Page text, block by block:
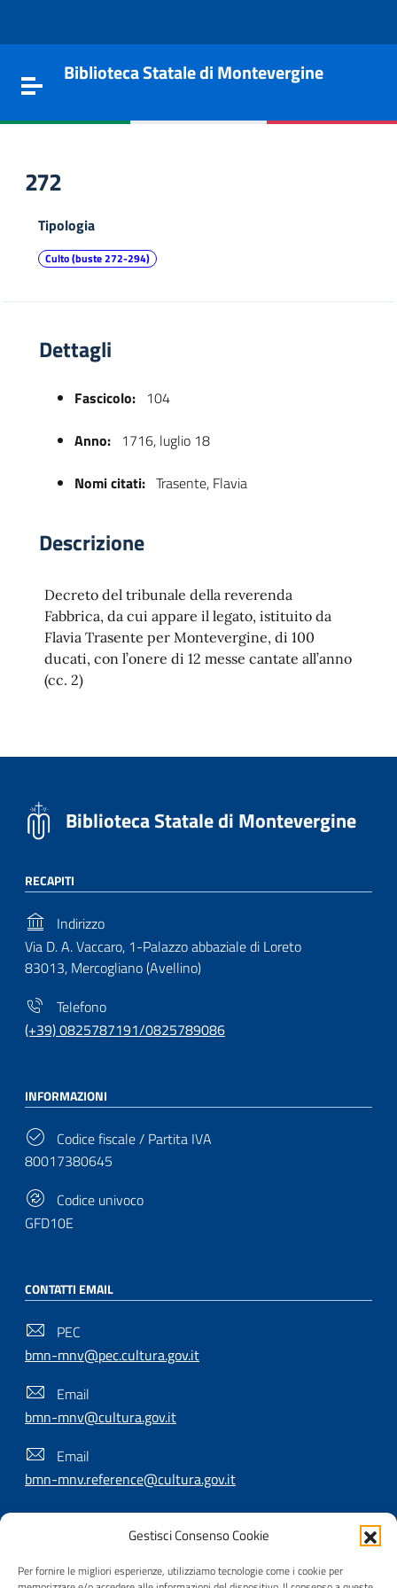
Gestisci Consenso Cookie
Per fornire le migliori esperienze, utilizziamo tecnologie come i cookie per
Toggle navigation
Biblioteca Statale di Montevergine
272
Tipologia
Culto (buste 272-294)
Dettagli
Fascicolo: 104
Anno: 1716, luglio 18
Nomi citati: Trasente, Flavia
Descrizione
Decreto del tribunale della reverenda
Fabbrica, da cui appare il legato, istituito da
Flavia Trasente per Montevergine, di 100
ducati, con l’onere di 12 messe cantate all’anno
(cc. 2)
Biblioteca Statale di Montevergine
RECAPITI
Indirizzo
Via D. A. Vaccaro, 1-Palazzo abbaziale di Loreto
83013, Mercogliano (Avellino)
Telefono
(+39) 0825787191/0825789086
INFORMAZIONI
Codice fiscale / Partita IVA
80017380645
Codice univoco
GFD10E
CONTATTI EMAIL
PEC
bmn-mnv@pec.cultura.gov.it
Email
bmn-mnv@cultura.gov.it
Email
bmn-mnv.reference@cultura.gov.it